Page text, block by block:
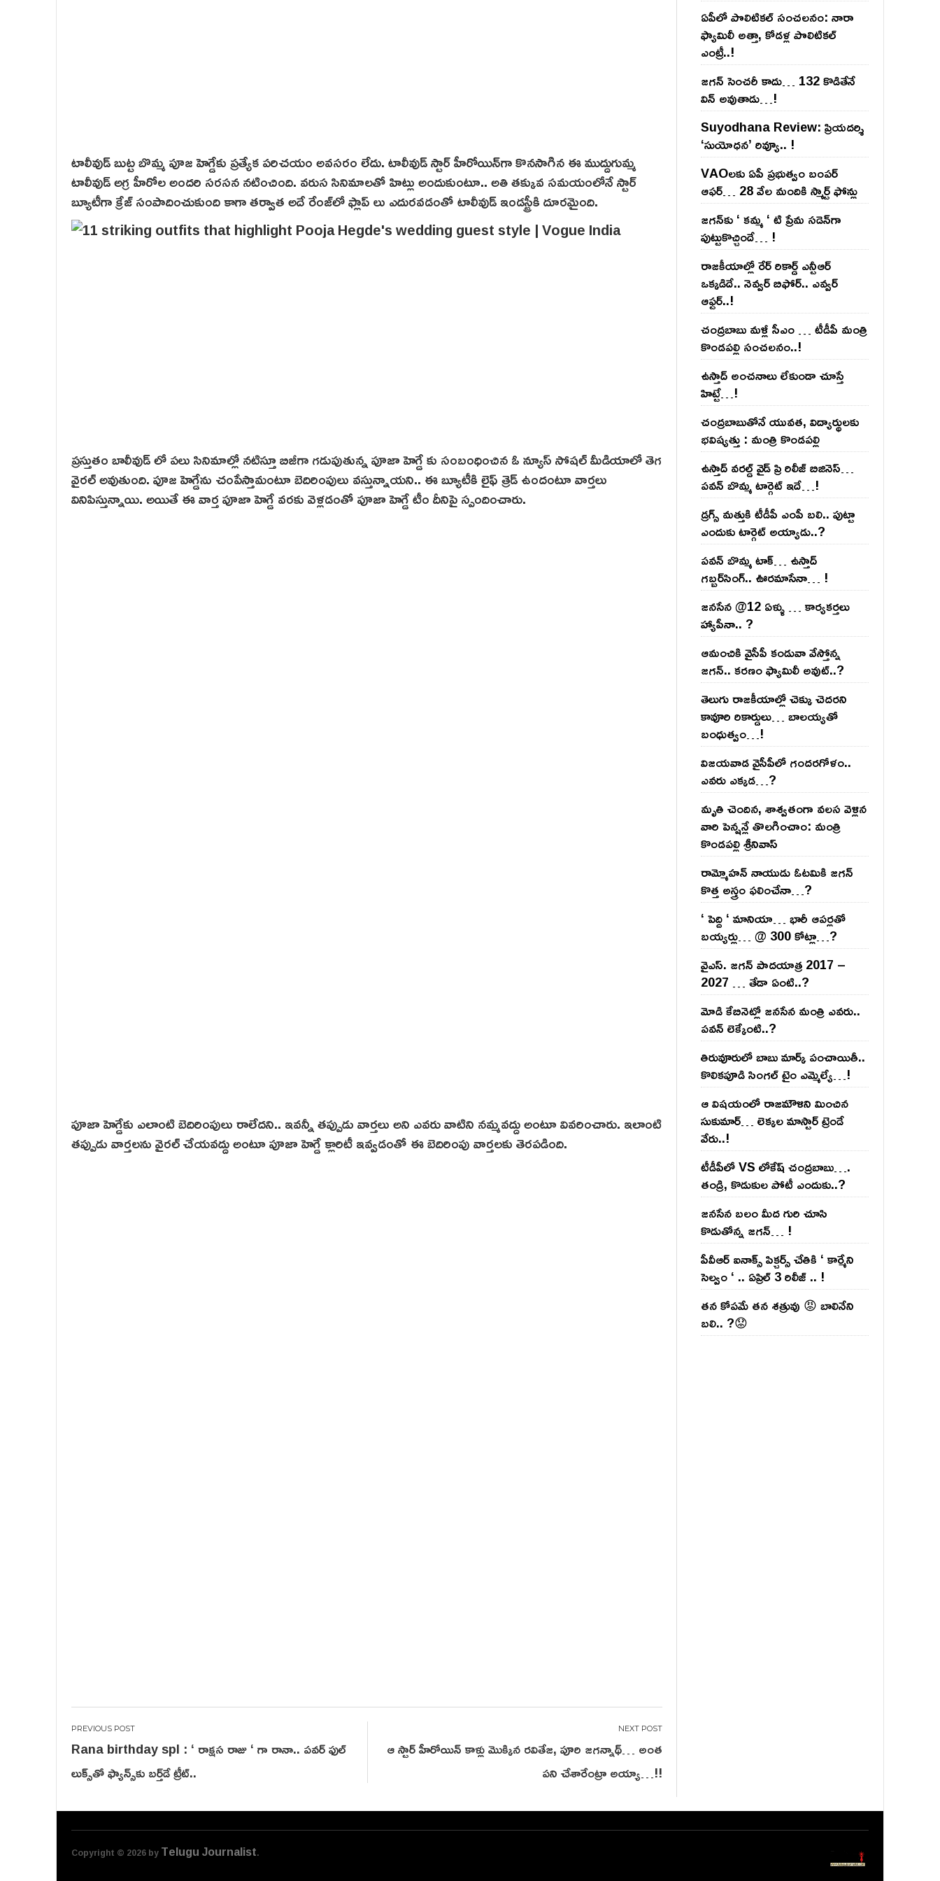
టాలీవుడ్ బుట్ట బొమ్మ పూజ హెగ్డేకు ప్రత్యేక పరిచయం అవసరం లేదు. టాలీవుడ్ స్టార్ హీరోయిన్‌గా కొనసాగిన ఈ ముద్దుగుమ్మ
టాలీవుడ్ అగ్ర హీరోల అందరి స‌ర‌స‌న‌ నటించింది. వరుస‌ సినిమాలతో హిట్లు అందుకుంటూ.. అతి తక్కువ సమయంలోనే స్టార్‌
బ్యూటీగా క్రేజ్‌ సంపాదించుకుంది కాగా తర్వాత అదే రేంజ్‌లో ఫ్లాప్ లు ఎదురవడంతో టాలీవుడ్ ఇండస్ట్రీకి దూరమైంది.
ప్రస్తుతం బాలీవుడ్ లో పలు సినిమాల్లో నటిస్తూ బిజీగా గడుపుతున్న పూజా హెగ్డే కు సంబంధించిన ఓ న్యూస్ సోషల్ మీడియాలో తెగ
వైరల్ అవుతుంది. పూజ హెగ్డేను చంపేస్తామంటూ బెదిరింపులు వస్తున్నాయని.. ఈ బ్యూటీకి లైఫ్ త్రెడ్ ఉందంటూ వార్త‌లు
వినిపిస్తున్నాయి. అయితే ఈ వార్త పూజా హెగ్డే వరకు వెళ్లడంతో పూజా హెగ్డే టీం దీనిపై స్పందించారు.
పూజా హెగ్డేకు ఎలాంటి బెదిరింపులు రాలేదని.. ఇవన్నీ తప్పుడు వార్తలు అని ఎవ‌రు వాటిని న‌మ్మ‌వ‌ద్దు అంటూ వివ‌రించారు. ఇలాంటి
తప్పుడు వార్తలను వైరల్ చేయవద్దు అంటూ పూజా హెగ్డే క్లారిటీ ఇవ్వ‌డంతో ఈ బెదిరింపు వార్త‌ల‌కు తెర‌ప‌డింది.
Post
navigation
Rana birthday spl : ‘ రాక్ష‌స రాజు ‘ గా రానా.. ప‌వ‌ర్ ఫుల్‌
లుక్స్‌తో ఫ్యాన్స్‌కు బ‌ర్త్‌డే ట్రీట్‌..
ఆ స్టార్ హీరోయిన్ కాళ్లు మొక్కిన‌ రవితేజ, పూరి జగన్నాథ్… అంత
పని చేశారేంట్రా అయ్యా…!!
ఏపీలో పొలిటిక‌ల్ సంచ‌ల‌నం: నారా
ఫ్యామిలీ అత్తా, కోడ‌ళ్ల పొలిటికల్
ఎంట్రీ..!
జ‌గ‌న్ సెంచ‌రీ కాదు… 132 కొడితేనే
విన్ అవుతాడు…!
Suyodhana Review: ప్రియదర్శి
‘సుయోధన’ రివ్యూ.. !
VAOల‌కు ఏపీ ప్ర‌భుత్వం బంప‌ర్
ఆఫ‌ర్‌… 28 వేల మందికి స్మార్ట్ ఫోన్లు
జ‌గ‌న్‌కు ‘ క‌మ్మ ‘ టి ప్రేమ స‌డెన్‌గా
పుట్టుకొచ్చిందే… !
రాజ‌కీయాల్లో రేర్ రికార్డ్ ఎన్టీఆర్
ఒక్క‌డిదే.. నెవ్వ‌ర్ బిఫోర్‌.. ఎవ్వ‌ర్
ఆఫ్ట‌ర్‌..!
చంద్ర‌బాబు మ‌ళ్లీ సీఎం … టీడీపీ మంత్రి
కొండ‌ప‌ల్లి సంచ‌ల‌నం..!
ఉస్తాద్ అంచ‌నాలు లేకుండా చూస్తే
హిట్టే…!
చంద్ర‌బాబుతోనే యువ‌త‌, విద్యార్థుల‌కు
భ‌విష్య‌త్తు : మంత్రి కొండ‌ప‌ల్లి
ఉస్తాద్ వ‌ర‌ల్డ్ వైడ్ ప్రి రిలీజ్ బిజినెస్‌…
ప‌వ‌న్ బొమ్మ టార్గెట్ ఇదే…!
డ్రగ్స్ మత్తుకి టీడీపీ ఎంపీ బలి.. పుట్టా
ఎందుకు టార్గెట్ అయ్యాడు..?
ప‌వ‌న్ బొమ్మ టాక్‌… ఉస్తాద్
గ‌బ్బ‌ర్‌సింగ్‌.. ఊర‌మాసేనా… !
జనసేన @12 ఏళ్ళు … కార్యకర్తలు
హ్యాపీనా.. ?
ఆమంచికి వైసీపీ కండువా వేస్తోన్న
జ‌గ‌న్‌.. క‌ర‌ణం ఫ్యామిలీ అవుట్‌..?
తెలుగు రాజ‌కీయాల్లో చెక్కు చెద‌ర‌ని
కావూరి రికార్డులు… బాల‌య్యతో
బంధుత్వం…!
విజ‌య‌వాడ వైసీపీలో గంద‌ర‌గోళం..
ఎవ‌రు ఎక్క‌డ‌…?
మృతి చెందిన, శాశ్వతంగా వలస వెళ్లిన
వారి పెన్ష‌న్లే తొల‌గించాం: మంత్రి
కొండపల్లి శ్రీనివాస్
రామ్మోహ‌న్ నాయుడు ఓట‌మికి జ‌గ‌న్
కొత్త అస్త్రం ఫ‌లించేనా…?
‘ పెద్ది ‘ మానియా… భారీ ఆప‌ర్ల‌తో
బ‌య్య‌ర్లు… @ 300 కోట్లా…?
వైఎస్‌. జ‌గ‌న్ పాద‌యాత్ర 2017 –
2027 … తేడా ఏంటి..?
మోడి కేబినెట్లో జ‌నసేన మంత్రి ఎవ‌రు..
ప‌వ‌న్ లెక్కేంటి..?
తిరువూరులో బాబు మార్క్ పంచాయితీ..
కొలిక‌పూడి సింగ‌ల్ టైం ఎమ్మెల్యే…!
ఆ విష‌యంలో రాజ‌మౌళిని మించిన
సుకుమార్‌… లెక్క‌ల మాస్టార్ ట్రెండే
వేరు..!
టీడీపీలో VS లోకేష్ చంద్ర‌బాబు….
తండ్రి, కొడుకుల పోటీ ఎందుకు..?
జ‌న‌సేన బ‌లం మీద గురి చూసి
కొడుతోన్న జ‌గ‌న్‌… !
పీవీఆర్ ఐనాక్స్ పిక్చర్స్ చేతికి ‘ కార్మేని
సెల్వం ‘ .. ఏప్రిల్ 3 రిలీజ్ .. !
తన కోపమే తన శత్రువు 😡 బాలినేని
బలి.. ?😟
Copyright © 2026 byTelugu Journalist.